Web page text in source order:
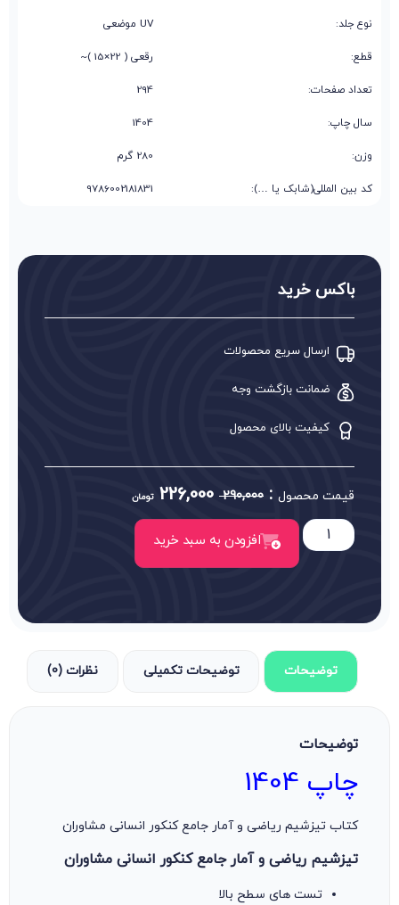
نوع جلد: UV موضعی
قطع: رقعی ( 22×15 )~
تعداد صفحات: 294
سال چاپ: 1404
وزن: 280 گرم
کد بین المللی(شابک یا …): 9786002181831
باکس خرید
ارسال سریع محصولات
ضمانت بازگشت وجه
کیفیت بالای محصول
قیمت محصول :
290,000
226,000 تومان
افزودن به سبد خرید
توضیحات توضیحات تکمیلی نظرات (0)
توضیحات
چاپ 1404
کتاب تیزشیم ریاضی و آمار جامع کنکور انسانی مشاوران
تیزشیم ریاضی و آمار جامع کنکور انسانی مشاوران
تست های سطح بالا